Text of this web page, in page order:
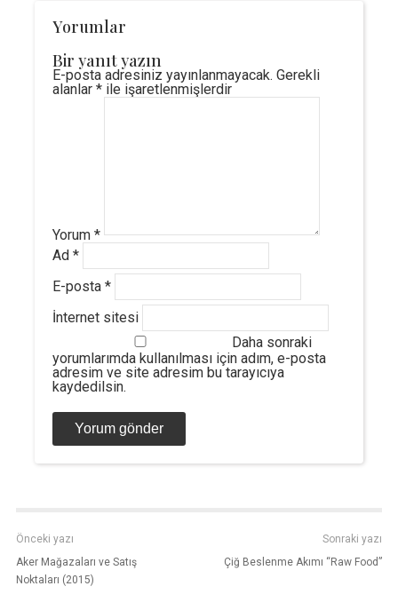
Yorumlar
Bir yanıt yazın
E-posta adresiniz yayınlanmayacak. Gerekli
alanlar *ile işaretlenmişlerdir
Yorum *
Ad *
E-posta *
İnternet sitesi
Daha sonraki
yorumlarımda kullanılması için adım, e-posta
adresim ve site adresim bu tarayıcıya
kaydedilsin.
Önceki yazı
Aker Mağazaları ve Satış
Noktaları (2015)
Sonraki yazı
Çiğ Beslenme Akımı “Raw Food”